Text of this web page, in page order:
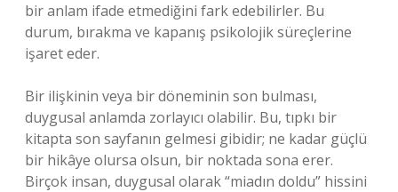
bir anlam ifade etmediğini fark edebilirler. Bu
durum, bırakma ve kapanış psikolojik süreçlerine
işaret eder.
Bir ilişkinin veya bir döneminin son bulması,
duygusal anlamda zorlayıcı olabilir. Bu, tıpkı bir
kitapta son sayfanın gelmesi gibidir; ne kadar güçlü
bir hikâye olursa olsun, bir noktada sona erer.
Birçok insan, duygusal olarak “miadın doldu” hissini